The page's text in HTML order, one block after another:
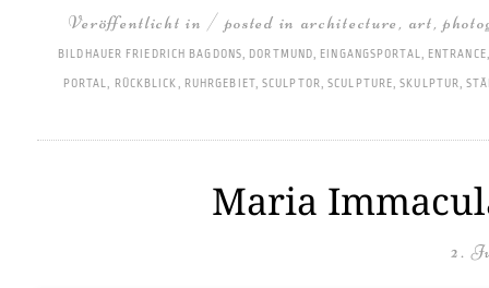
Veröffentlicht in / posted in architecture, art,
BILDHAUER FRIEDRICH BAGDONS, DORTMUND, EINGANGSPORTAL, ENTRANCE
PORTAL, RÜCKBLICK, RUHRGEBIET,SCULPTOR,SCULPTURE,SKULPTUR,
Maria
2.